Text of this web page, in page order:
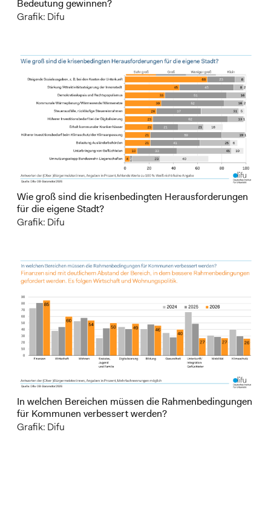
Bedeutung gewinnen?
Grafik: Difu
Wie groß sind die krisenbedingten Herausforderungen
für die eigene Stadt?
Grafik: Difu
In welchen Bereichen müssen die Rahmenbedingungen
für Kommunen verbessert werden?
Grafik: Difu